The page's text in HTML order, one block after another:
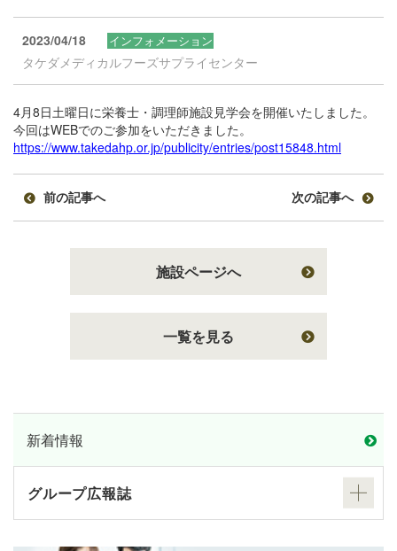
2023/04/18 インフォメーション
タケダメディカルフーズサプライセンター
4月8日土曜日に栄養士・調理師施設見学会を開催いたしました。
今回はWEBでのご参加をいただきました。
https://www.takedahp.or.jp/publicity/entries/post15848.html
前の記事へ 次の記事へ
施設ページへ
一覧を見る
新着情報
グループ広報誌